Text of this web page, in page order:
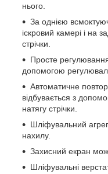
нього.
За однією
іскровий камері і на
стрічки.
Просте
допомогою
Автоматичне
відбувається з
натягу стрічки.
Шліфувальний
нахилу.
Захисний екран
Шліфувальні